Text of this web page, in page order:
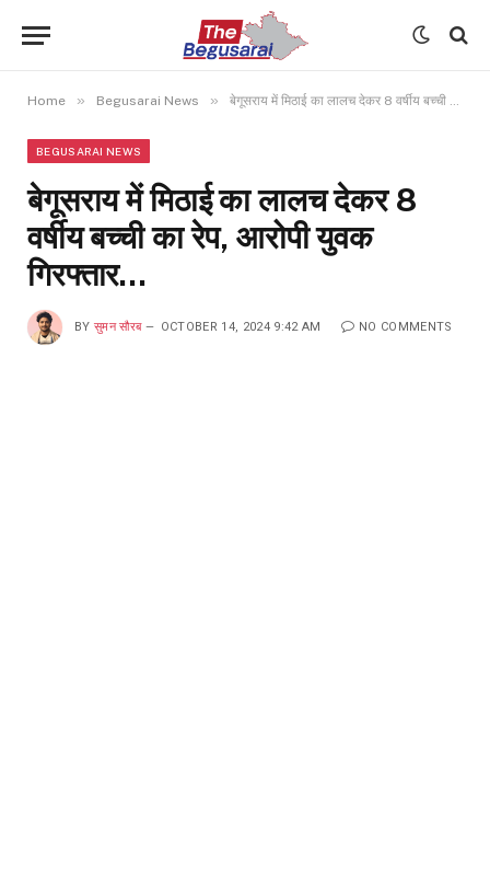
Home » Begusarai News » बेगूसराय में मिठाई का लालच देकर 8 वर्षीय बच्ची का रेप, आरोपी युवक गिरफ्तार…
BEGUSARAI NEWS
बेगूसराय में मिठाई का लालच देकर 8
वर्षीय बच्ची का रेप, आरोपी युवक
गिरफ्तार…
BY सुमन सौरब OCTOBER 14, 2024 9:42 AM NO COMMENTS